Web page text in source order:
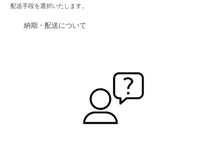
配送手段を選択いたします。
納期・配送について